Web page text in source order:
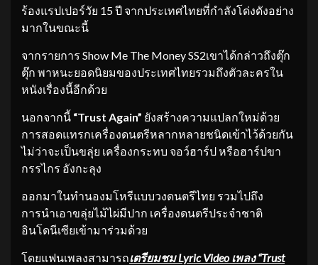
ร้องแรปเปอร์วัย 15 ปี จากประเทศไทยที่กำลังโด่งดังอย่าง
มากในขณะนี้
จากรายการ Show Me The Money SS2เขาได้กล่าวถึงตุ๊ก
ตุ๊ก พาหนะยอดนิยมของประเทศไทยรวมถึงตัวละครใน
หนังเรื่องนี้อีกด้วย
นอกจากนี้ “Trust Again” ยังสร้างความแปลกใหม่ด้วย
การสอดแทรกเครื่องดนตรีหลากหลายชนิดเข้าไว้ด้วยกัน
ไม่ว่าจะเป็นขลุ่ย เครื่องกระทบ จอว์ฮาร์ป หรือฮาร์ปขา
กรรไกร อังกะลุง
ออกมาในทำนองมโหรีแบบวงดนตรีไทย รวมไปถึง
การนำเอาขลุ่ยไม้ไผ่มีปาก เครื่องดนตรีประจำชาติ
อินโดนีเซียเข้ามาร่วมด้วย
โดยแฟนเพลงสามารถเตรียมชมLyric Video เพลง “Trust